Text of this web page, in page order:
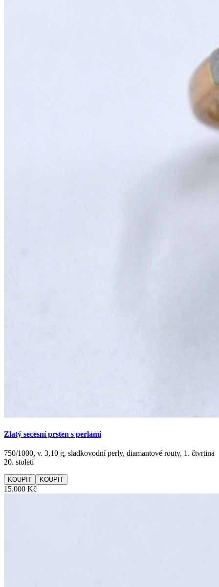
Zlatý secesní prsten s perlami
750/1000, v. 3,10 g, sladkovodní perly, diamantové routy, 1. čtvrtina
20. století
KOUPIT
15.000 Kč